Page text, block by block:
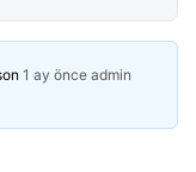
1 ay önce admin